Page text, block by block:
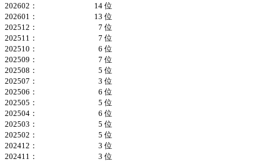
202602：
14 位
202601：
13 位
202512：
7 位
202511：
7 位
202510：
6 位
202509：
7 位
202508：
5 位
202507：
3 位
202506：
6 位
202505：
5 位
202504：
6 位
202503：
5 位
202502：
5 位
202412：
3 位
202411：
3 位